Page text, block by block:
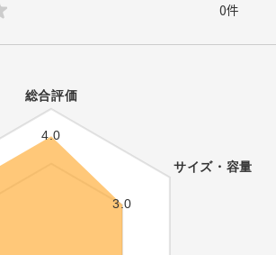
0件